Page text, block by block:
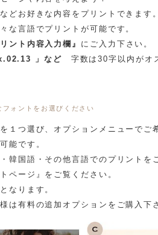
どお好きな内容をプリントできます。
な言語でプリントが可能です。
リント内容入力欄』 にご入力下さい。
」など 字数は30字以内がオ
フォントをお選びください
１つ選び、オプションメニューでご
能です。
韓国語・その他言語でのプリント
ページ』をご覧ください。
なります。
は有料の追加オプションをご購入下